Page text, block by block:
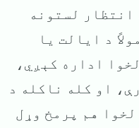
لستونه
د ایالت یا
اداره کېږي،
او کله ناکله د
هم پرمخ وړل